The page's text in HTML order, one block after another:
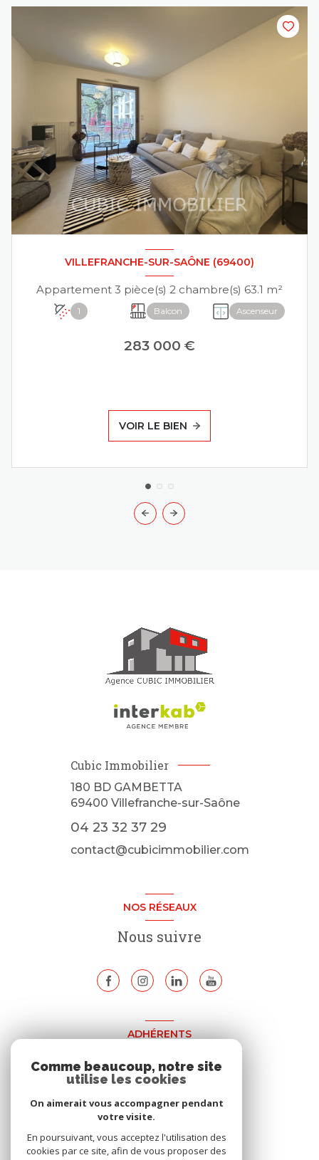
VILLEFRANCHE-SUR-SAÔNE (69400)
Appartement 3 pièce(s) 2 chambre(s) 63.1 m²
1 Balcon Ascenseur
283 000 €
VOIR LE BIEN
Cubic Immobilier
180 BD GAMBETTA
69400 Villefranche-sur-Saône
04 23 32 37 29
contact@cubicimmobilier.com
NOS RÉSEAUX
Nous suivre
ADHÉRENTS
Nous adhérons
Comme beaucoup, notre site
utilise les cookies
On aimerait vous accompagner pendant
votre visite.
En poursuivant, vous acceptez l'utilisation des
cookies par ce site, afin de vous proposer des